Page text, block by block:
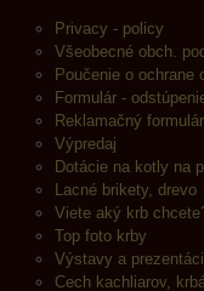
Privacy - policy
Všeobecné obch.
Poučenie o ochrane
Formulár -
Reklamačný formulár
Výpredaj
Dotácie na kotly na
Lacné brikety, drevo
Viete aký krb
Top foto krby
Výstavy a
Cech kachliarov,